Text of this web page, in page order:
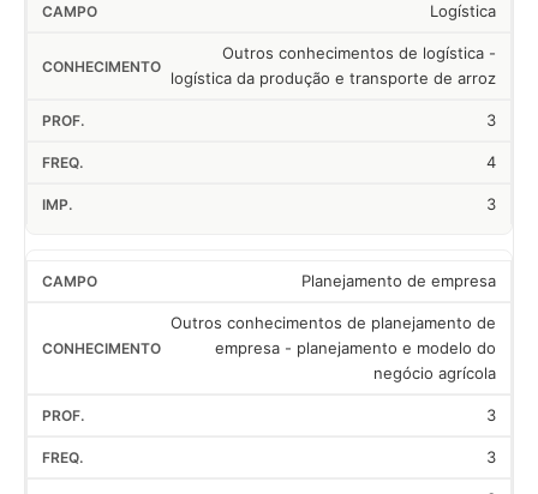
Logística
Outros conhecimentos de logística -
logística da produção e transporte de arroz
3
4
3
Planejamento de empresa
Outros conhecimentos de planejamento de
empresa - planejamento e modelo do
negócio agrícola
3
3